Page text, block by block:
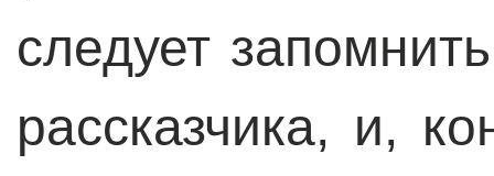
следует
рассказчика, и,